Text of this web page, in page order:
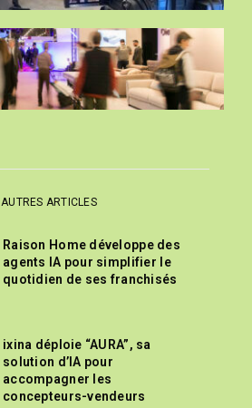
AUTRES ARTICLES
Raison Home développe des
agents IA pour simplifier le
quotidien de ses franchisés
ixina déploie “AURA”, sa
solution d’IA pour
accompagner les
concepteurs-vendeurs